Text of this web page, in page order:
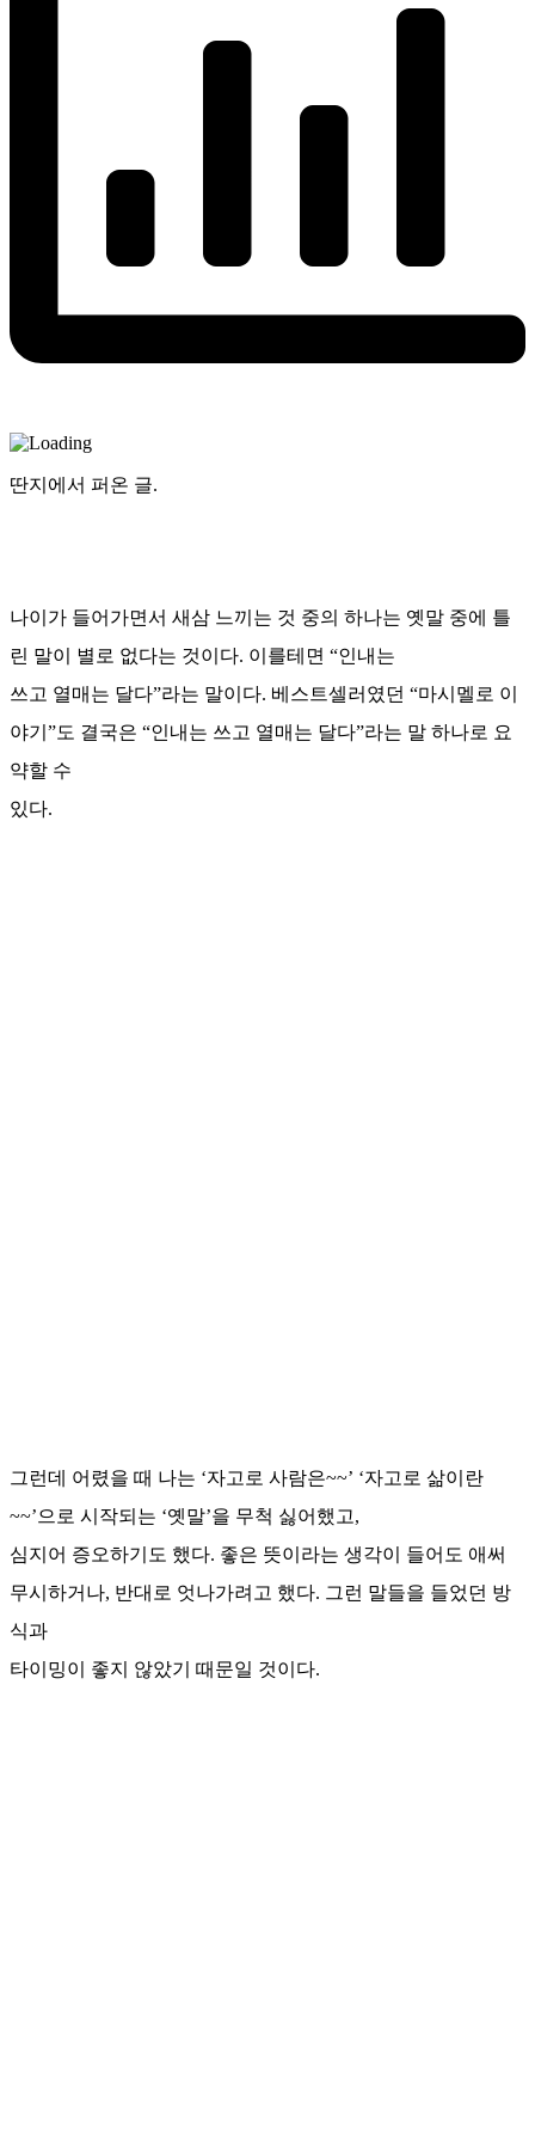
딴지에서 퍼온 글.
나이가 들어가면서 새삼 느끼는 것 중의 하나는 옛말 중에 틀
린 말이 별로 없다는 것이다. 이를테면 “인내는
쓰고 열매는 달다”라는 말이다. 베스트셀러였던 “마시멜로 이
야기”도 결국은 “인내는 쓰고 열매는 달다”라는 말 하나로 요
약할 수
있다.
그런데 어렸을 때 나는 ‘자고로 사람은~~’ ‘자고로 삶이란
~~’으로 시작되는 ‘옛말’을 무척 싫어했고,
심지어 증오하기도 했다. 좋은 뜻이라는 생각이 들어도 애써
무시하거나, 반대로 엇나가려고 했다. 그런 말들을 들었던 방
식과
타이밍이 좋지 않았기 때문일 것이다.